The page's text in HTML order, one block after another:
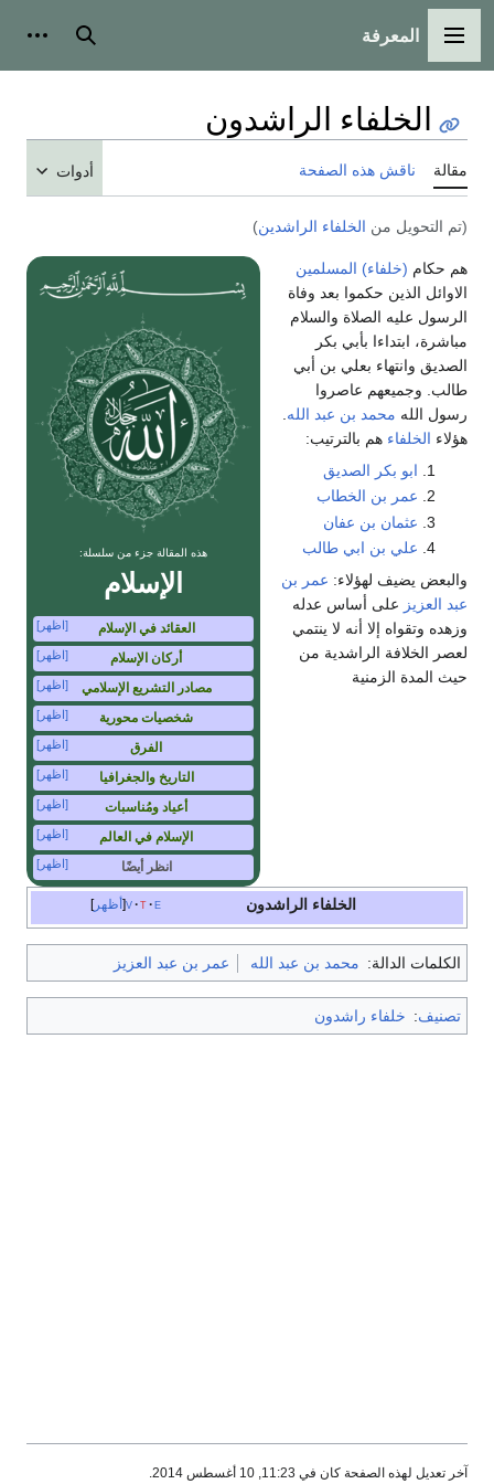
القائمة الرئيسية
المعرفة بحث
الخلفاء الراشدون
مقالة ناقش هذه الصفحة أدوات
(تم التحويل من الخلفاء الراشدين)
هذه المقالة جزء من سلسلة:
الإسلام
العقائد في الإسلام [اظهر]
أركان الإسلام [اظهر]
مصادر التشريع الإسلامي [اظهر]
شخصيات محورية [اظهر]
الفرق [اظهر]
التاريخ والجغرافيا [اظهر]
أعياد ومُناسبات [اظهر]
الإسلام في العالم [اظهر]
انظر أيضًا [اظهر]
هم حكام (خلفاء) المسلمين
الاوائل الذين حكموا بعد وفاة
الرسول عليه الصلاة والسلام
مباشرة، ابتداءا بأبي بكر
الصديق وانتهاء بعلي بن أبي
طالب. وجميعهم عاصروا
رسول الله محمد بن عبد الله
هؤلاء الخلفاء هم بالترتيب:
ابو بكر الصديق
عمر بن الخطاب
عثمان بن عفان
علي بن ابي طالب
والبعض يضيف لهؤلاء: عمر بن
عبد العزيز على أساس عدله
وزهده وتقواه إلا أنه لا ينتمي
لعصر الخلافة الراشدية من
حيث المدة الزمنية
أظهر v t e الخلفاء الراشدون
الكلمات الدالة: محمد بن عبد الله عمر بن عبد العزيز
تصنيف: خلفاء راشدون
آخر تعديل لهذه الصفحة كان في 11:23, 10 أغسطس 2014.